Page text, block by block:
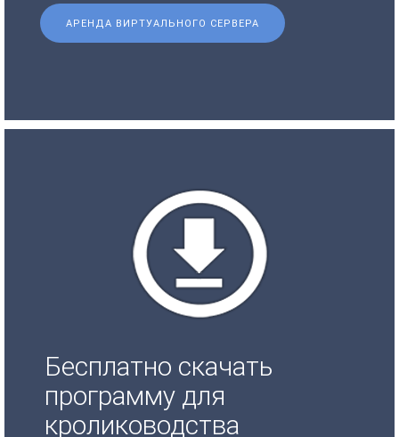
АРЕНДА ВИРТУАЛЬНОГО СЕРВЕРА
Бесплатно скачать
программу для
кролиководства